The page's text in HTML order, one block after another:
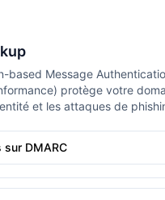
based Message
protège votre
et les attaques de
sur DMARC